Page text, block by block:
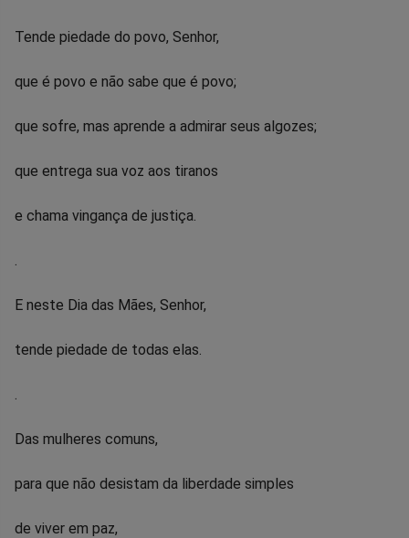
Tende piedade do povo, Senhor,
que é povo e não sabe que é povo;
que sofre, mas aprende a admirar seus algozes;
que entrega sua voz aos tiranos
e chama vingança de justiça.
E neste Dia das Mães, Senhor,
tende piedade de todas elas.
Das mulheres comuns,
para que não desistam da liberdade simples
de viver em paz,